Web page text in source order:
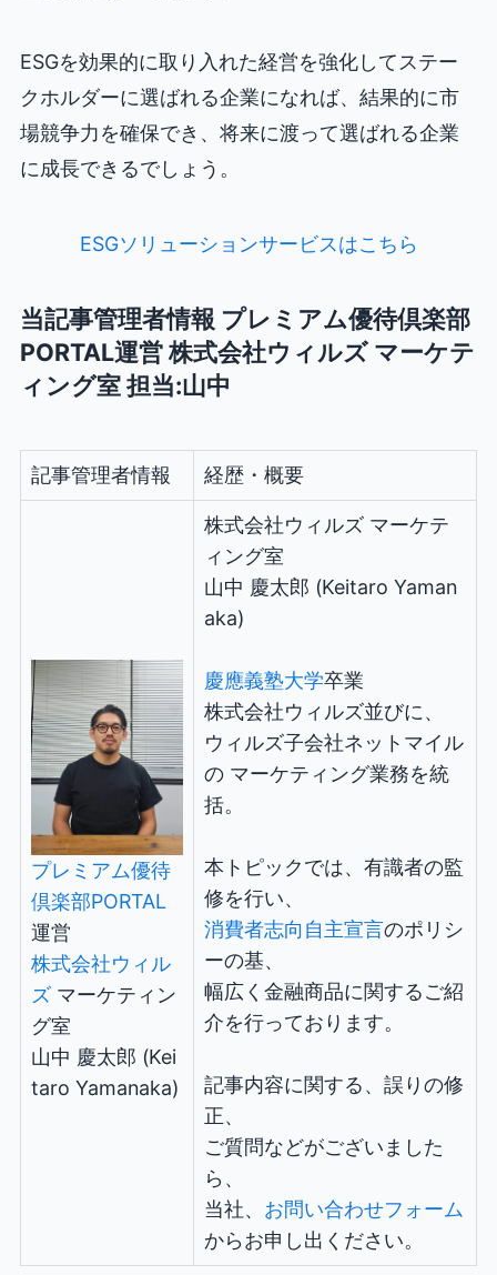
ESGを効果的に取り入れた経営を強化してステー
クホルダーに選ばれる企業になれば、結果的に市
場競争力を確保でき、将来に渡って選ばれる企業
に成長できるでしょう。
ESGソリューションサービスはこちら
当記事管理者情報 プレミアム優待倶楽部
PORTAL運営 株式会社ウィルズ マーケテ
ィング室 担当:山中
記事管理者情報 経歴・概要
プレミアム優待
倶楽部PORTAL
運営
株式会社ウィル
ズマーケティン
グ室
山中 慶太郎 (Kei
taro Yamanaka)
株式会社ウィルズ マーケテ
ィング室
山中 慶太郎 (Keitaro Yaman
aka)
慶應義塾大学卒業
株式会社ウィルズ並びに、
ウィルズ子会社ネットマイル
の マーケティング業務を統
括。
本トピックでは、有識者の監
修を行い、
消費者志向自主宣言のポリシ
ーの基、
幅広く金融商品に関するご紹
介を行っております。
記事内容に関する、誤りの修
正、
ご質問などがございました
ら、
当社、 お問い合わせフォーム
からお申し出ください。